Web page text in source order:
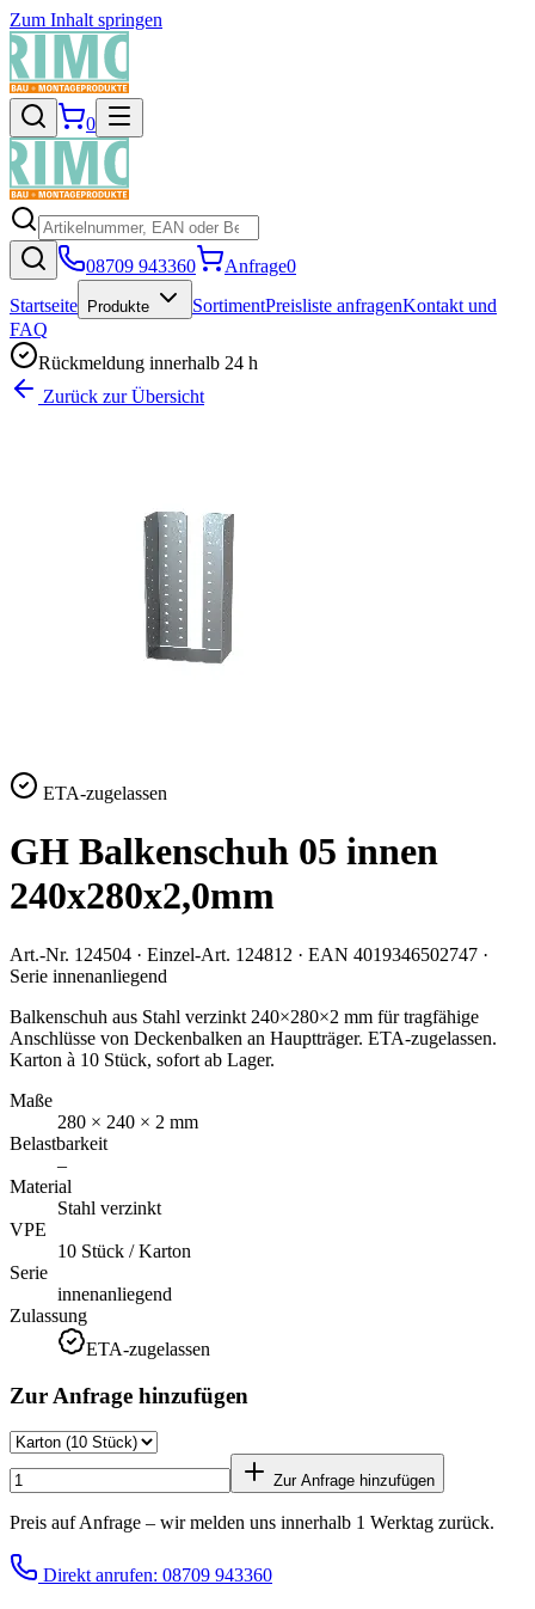
Zum Inhalt springen
0
08709 943360 Anfrage0
Startseite
Produkte SortimentPreisliste anfragenKontakt und
FAQ
Rückmeldung innerhalb 24 h
Zurück zur Übersicht
ETA-zugelassen
GH Balkenschuh 05 innen
240x280x2,0mm
Art.-Nr. 124504 · Einzel-Art. 124812 · EAN 4019346502747 ·
Serie innenanliegend
Balkenschuh aus Stahl verzinkt 240×280×2 mm für tragfähige
Anschlüsse von Deckenbalken an Hauptträger. ETA-zugelassen.
Karton à 10 Stück, sofort ab Lager.
Maße
280 × 240 × 2 mm
Belastbarkeit
–
Material
Stahl verzinkt
VPE
10 Stück / Karton
Serie
innenanliegend
Zulassung
ETA-zugelassen
Zur Anfrage hinzufügen
Zur Anfrage hinzufügen
Preis auf Anfrage – wir melden uns innerhalb 1 Werktag zurück.
Direkt anrufen: 08709 943360